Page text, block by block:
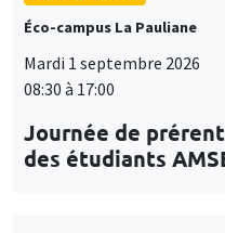
Éco-campus La Pauliane
Mardi 1 septembre 2026
08:30 à 17:00
Journée de
des étudiants